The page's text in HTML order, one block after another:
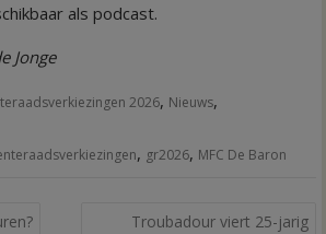
als podcast.
Jonge
2026, Nieuws,
, gr2026, MFC De Baron
Troubadour viert 25-jarig